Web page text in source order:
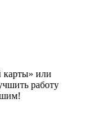
или
работу